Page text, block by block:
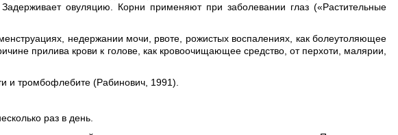
Задерживает овуляцию. Корни применяют при заболевании глаз («Растительные
недержании мочи, рвоте, рожистых воспалениях, как болеутоляющее
прилива крови к голове, как кровоочищающее средство, от перхоти, малярии,
и тромбофлебите (Рабинович, 1991).
раз в день.